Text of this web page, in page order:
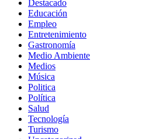
Destacado
Educación
Empleo
Entretenimiento
Gastronomía
Medio Ambiente
Medios
Música
Politica
Política
Salud
Tecnología
Turismo